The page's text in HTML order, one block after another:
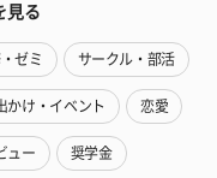
見る
ゼミ サークル・部活
かけ・イベント 恋愛
ュー 奨学金